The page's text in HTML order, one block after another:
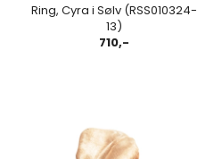
Ring, Cyra i Sølv (RSS010324-
13)
710,-